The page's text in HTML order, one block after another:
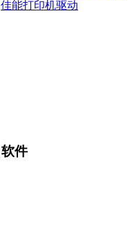
佳能打印机驱动
件